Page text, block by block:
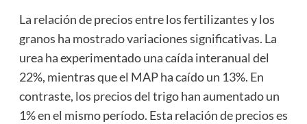
La relación de precios entre los fertilizantes y los
granos ha mostrado variaciones significativas. La
urea ha experimentado una caída interanual del
22%, mientras que el MAP ha caído un 13%. En
contraste, los precios del trigo han aumentado un
1% en el mismo período. Esta relación de precios es